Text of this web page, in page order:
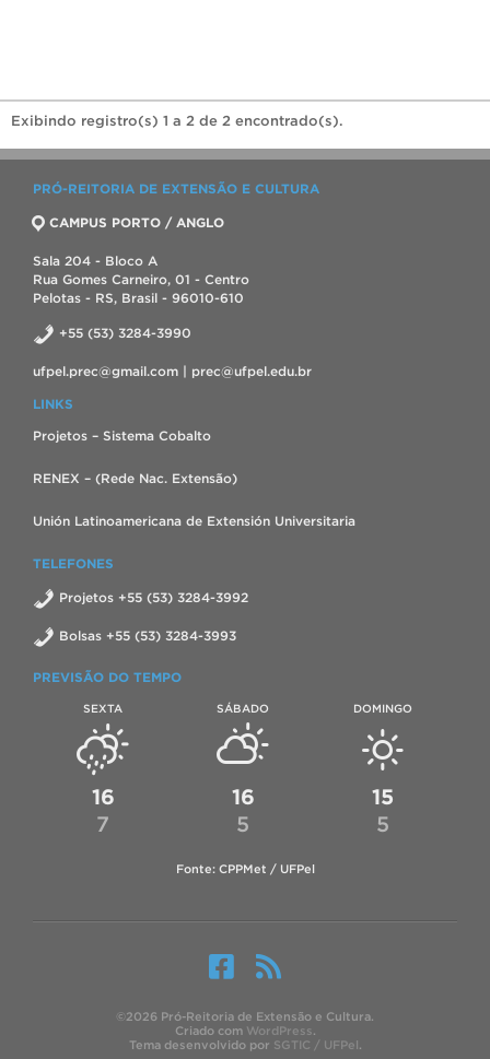
Exibindo registro(s) 1 a 2 de 2 encontrado(s).
PRÓ-REITORIA DE EXTENSÃO E CULTURA
CAMPUS PORTO / ANGLO
Sala 204 - Bloco A
Rua Gomes Carneiro, 01 - Centro
Pelotas - RS, Brasil - 96010-610
+55 (53) 3284-3990
ufpel.prec@gmail.com | prec@ufpel.edu.br
LINKS
Projetos – Sistema Cobalto
RENEX – (Rede Nac. Extensão)
Unión Latinoamericana de Extensión Universitaria
TELEFONES
Projetos +55 (53) 3284-3992
Bolsas +55 (53) 3284-3993
PREVISÃO DO TEMPO
SEXTA
16
7
SÁBADO
16
5
DOMINGO
15
5
Fonte: CPPMet / UFPel
©2026 Pró-Reitoria de Extensão e Cultura.
Criado com WordPress.
Tema desenvolvido por SGTIC / UFPel .